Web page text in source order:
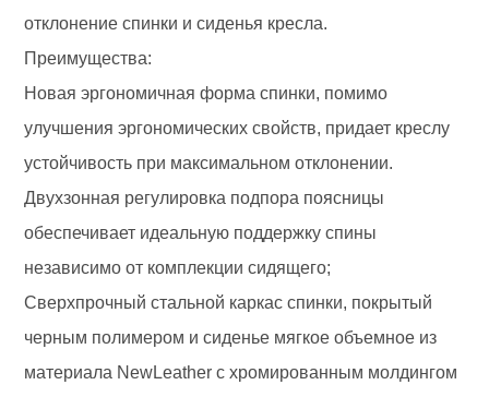
отклонение спинки и сиденья кресла.
Преимущества:
Новая эргономичная форма спинки, помимо
улучшения эргономических свойств, придает креслу
устойчивость при максимальном отклонении.
Двухзонная регулировка подпора поясницы
обеспечивает идеальную поддержку спины
независимо от комплекции сидящего;
Сверхпрочный стальной каркас спинки, покрытый
черным полимером и сиденье мягкое объемное из
материала NewLeather с хромированным молдингом